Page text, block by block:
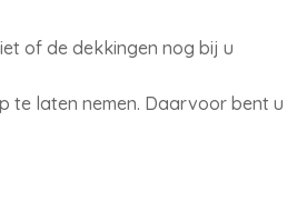
of de dekkingen nog bij u
te laten nemen. Daarvoor bent u